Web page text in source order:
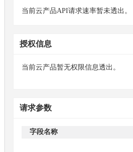
当前云产品API请求速率暂未透出。
授权信息
当前云产品暂无权限信息透出。
请求参数
字段名称